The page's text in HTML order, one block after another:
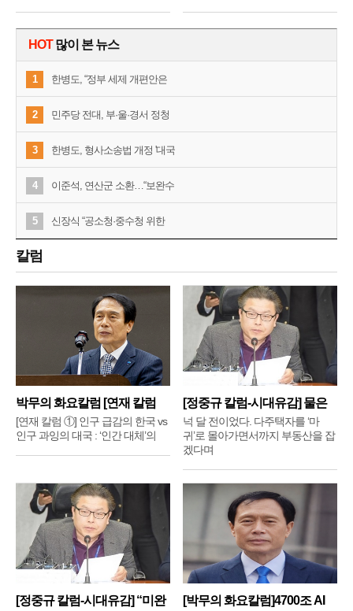
HOT많이 본 뉴스
1 한병도, “정부 세제 개편안은
2 민주당 전대, 부·울·경서 정청
3 한병도, 형사소송법 개정 '대국
4 이준석, 연산군 소환…“보완수
5 신장식 “공소청·중수청 위한
칼럼
박무의 화요칼럼 [연재 칼럼
①]
[연재 칼럼 ①] 인구 급감의 한국 vs
인구 과잉의 대국 : ‘인간 대체’의
[정중규 칼럼-시대유감] 물은
배
넉 달 전이었다. 다주택자를 ‘마
귀’로 몰아가면서까지 부동산을 잡
겠다며
[정중규 칼럼-시대유감] “미완
[박무의 화요칼럼]4700조 AI